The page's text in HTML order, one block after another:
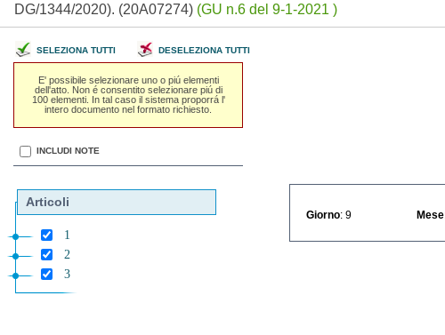
DG/1344/2020). (20A07274) (GU n.6 del 9-1-2021 )
SELEZIONA TUTTI DESELEZIONA TUTTI
E' possibile selezionare uno o piú elementi
dell'atto. Non é consentito selezionare piú di
100 elementi. In tal caso il sistema proporrá l'
intero documento nel formato richiesto.
INCLUDI NOTE
Articoli
1
2
3
Giorno : 9 Mese